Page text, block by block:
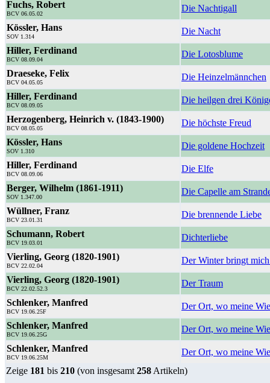
Fuchs, Robert
BCV 06.05.02
Die Nachtigall
Kössler, Hans
SOV 1.314
Die Nacht
Hiller, Ferdinand
BCV 08.09.04
Die Lotosblume
Draeseke, Felix
BCV 04.05.05
Die Heinzelmännchen
Hiller, Ferdinand
BCV 08.09.05
Die heilgen drei
Herzogenberg, Heinrich v. (1843-1900)
BCV 08.05.05
Die höchste Freud
Kössler, Hans
SOV 1.310
Die goldene Hochzeit
Hiller, Ferdinand
BCV 08.09.06
Die Elfe
Berger, Wilhelm (1861-1911)
SOV 1.347.00
Die Capelle am
Wüllner, Franz
BCV 23.01.31
Die brennende Liebe
Schumann, Robert
BCV 19.03.01
Dichterliebe
Vierling, Georg (1820-1901)
BCV 22.02.04
Der Winter bringt
Vierling, Georg (1820-1901)
BCV 22.02.52.3
Der Traum
Schlenker, Manfred
BCV 19.06.25F
Der Ort, wo meine
Schlenker, Manfred
BCV 19.06.25G
Der Ort, wo meine
Schlenker, Manfred
BCV 19.06.25M
Der Ort, wo meine
Zeige 181 bis 210 (von insgesamt 258 Artikeln)